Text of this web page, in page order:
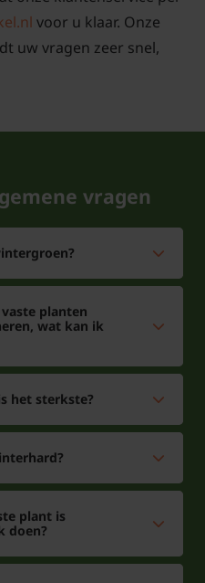
deze worden gesplitst
in de grond worden
zelfde jaar gewoon
is wit tot roze.
voor u klaar. Onze
uw vragen zeer snel,
vragen
planten
wat kan ik
het sterkste?
plant is
doen?